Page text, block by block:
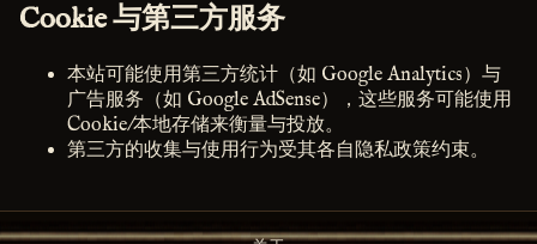
Cookie 与第三方服务
本站可能使用第三方统计（如 Google Analytics）与
广告服务（如 Google AdSense），这些服务可能使用
Cookie/本地存储来衡量与投放。
第三方的收集与使用行为受其各自隐私政策约束。